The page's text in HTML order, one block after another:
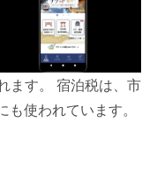
ます。 宿泊税は、市
使われています。